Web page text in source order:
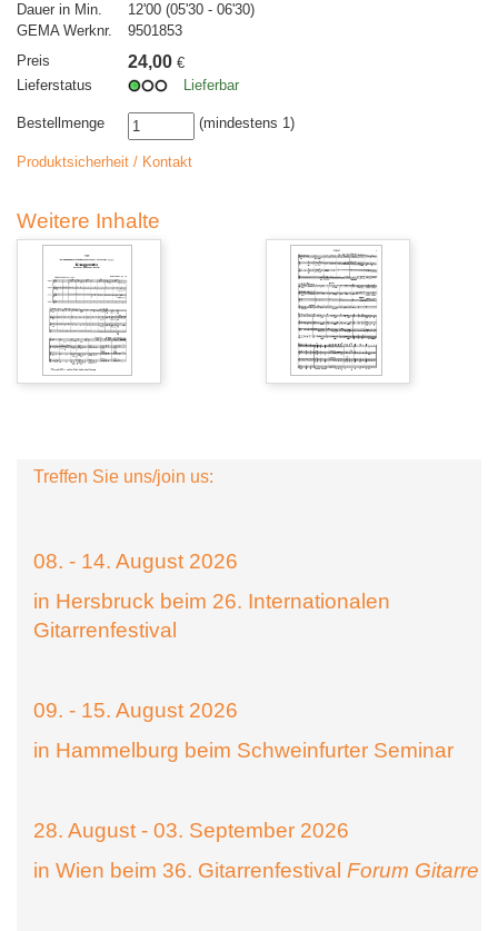
Dauer in Min.
12'00 (05'30 - 06'30)
GEMA Werknr.
9501853
Preis
24,00 €
Lieferstatus
Lieferbar
Bestellmenge (mindestens 1)
Produktsicherheit / Kontakt
Weitere Inhalte
Treffen Sie uns/join us:
08. - 14. August 2026
in Hersbruck beim 26. Internationalen
Gitarrenfestival
09. - 15. August 2026
in Hammelburg beim Schweinfurter Seminar
28. August - 03. September 2026
in Wien beim 36. Gitarrenfestival Forum Gitarre